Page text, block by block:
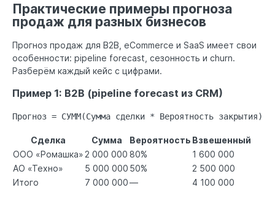
Практические примеры прогноза
продаж для разных бизнесов
Прогноз продаж для B2B, eCommerce и SaaS имеет свои
особенности: pipeline forecast, сезонность и churn.
Разберём каждый кейс с цифрами.
Пример 1: B2B (pipeline forecast из CRM)
Прогноз = СУММ(Сумма сделки * Вероятность закрытия)
Сделка Сумма Вероятность Взвешенный
ООО «Ромашка» 2 000 000 80%
1 600 000
АО «Техно»
5 000 000 50%
2 500 000
Итого
7 000 000— 4 100 000